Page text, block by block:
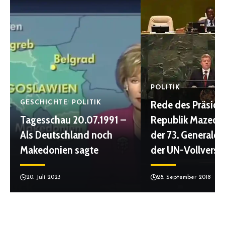
GESCHICHTE POLITIK
Tagesschau 20.07.1991 –
Als Deutschland noch
Makedonien sagte
20. Juli 2023
POLITIK
Rede des
Republik
der 73.
der UN-
28. September 2018